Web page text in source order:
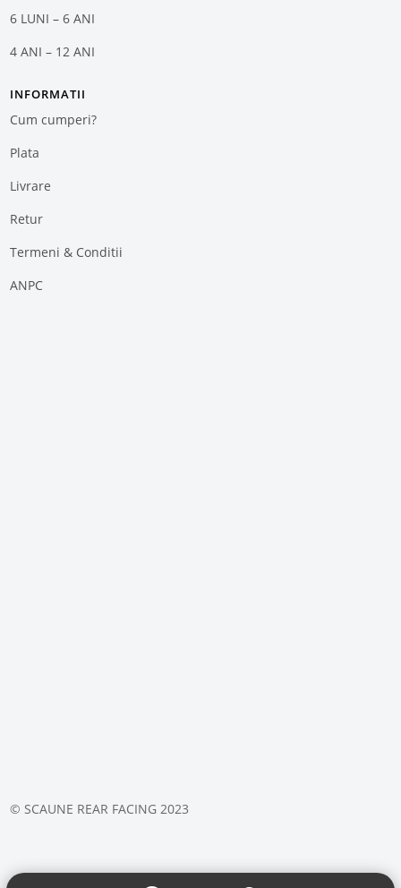
6 LUNI – 6 ANI
4 ANI – 12 ANI
INFORMATII
Cum cumperi?
Plata
Livrare
Retur
Termeni & Conditii
ANPC
© SCAUNE REAR FACING 2023